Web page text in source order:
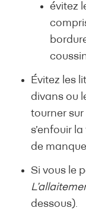
évitez
Évitez les
divans ou
tourner sur
s’enfouir
de
Si vous le
dessous).